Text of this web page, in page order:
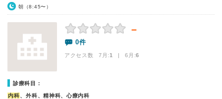
朝（8:45〜）
－
0件
アクセス数 7月:1 | 6月:6
診療科目：
内科、外科、精神科、心療内科